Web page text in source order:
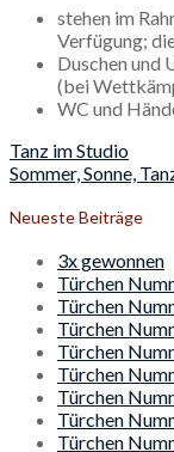
stehen im
Verfügung;
Duschen und
(bei
WC und
Tanz im Studio
Sommer, Sonne,
Neueste Beiträge
3x gewonnen
Türchen
Türchen
Türchen
Türchen
Türchen
Türchen
Türchen
Türchen